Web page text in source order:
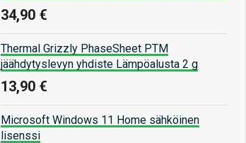
34,90 €
Thermal Grizzly PhaseSheet PTM
jäähdytyslevyn yhdiste Lämpöalusta 2 g
13,90 €
Microsoft Windows 11 Home sähköinen
lisenssi